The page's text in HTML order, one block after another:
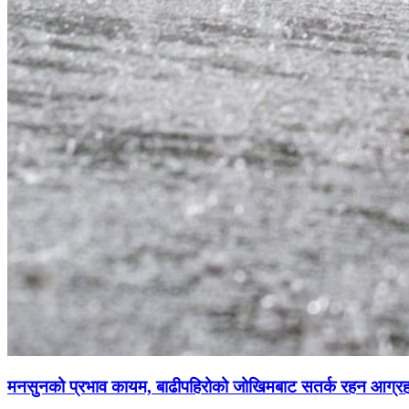
मनसुनको प्रभाव कायम, बाढीपहिरोको जोखिमबाट सतर्क रहन